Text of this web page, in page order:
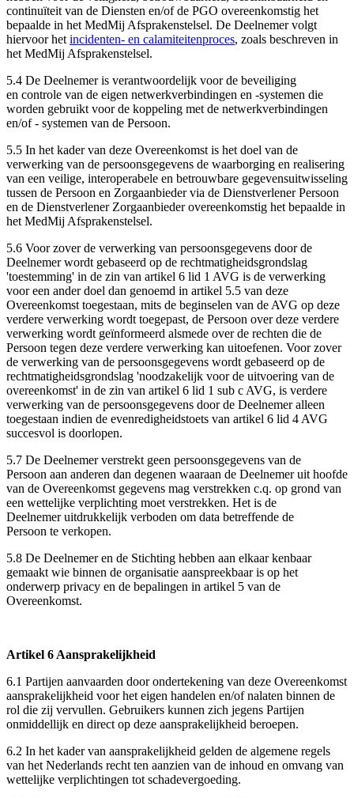
continuïteit van de Diensten en/of de PGO overeenkomstig het
bepaalde in het MedMij Afsprakenstelsel. De Deelnemer volgt
hiervoor het incidenten- en calamiteitenproces, zoals beschreven in
het MedMij Afsprakenstelsel.
5.4 De Deelnemer is verantwoordelijk voor de beveiliging
en controle van de eigen netwerkverbindingen en -systemen die
worden gebruikt voor de koppeling met de netwerkverbindingen
en/of - systemen van de Persoon.
5.5 In het kader van deze Overeenkomst is het doel van de
verwerking van de persoonsgegevens de waarborging en realisering
van een veilige, interoperabele en betrouwbare gegevensuitwisseling
tussen de Persoon en Zorgaanbieder via de Dienstverlener Persoon
en de Dienstverlener Zorgaanbieder overeenkomstig het bepaalde in
het MedMij Afsprakenstelsel.
5.6 Voor zover de verwerking van persoonsgegevens door de
Deelnemer wordt gebaseerd op de rechtmatigheidsgrondslag
'toestemming' in de zin van artikel 6 lid 1 AVG is de verwerking
voor een ander doel dan genoemd in artikel 5.5 van deze
Overeenkomst toegestaan, mits de beginselen van de AVG op deze
verdere verwerking wordt toegepast, de Persoon over deze verdere
verwerking wordt geïnformeerd alsmede over de rechten die de
Persoon tegen deze verdere verwerking kan uitoefenen. Voor zover
de verwerking van de persoonsgegevens wordt gebaseerd op de
rechtmatigheidsgrondslag 'noodzakelijk voor de uitvoering van de
overeenkomst' in de zin van artikel 6 lid 1 sub c AVG, is verdere
verwerking van de persoonsgegevens door de Deelnemer alleen
toegestaan indien de evenredigheidstoets van artikel 6 lid 4 AVG
succesvol is doorlopen.
5.7 De Deelnemer verstrekt geen persoonsgegevens van de
Persoon aan anderen dan degenen waaraan de Deelnemer uit hoofde
van de Overeenkomst gegevens mag verstrekken c.q. op grond van
een wettelijke verplichting moet verstrekken. Het is de
Deelnemer uitdrukkelijk verboden om data betreffende de
Persoon te verkopen.
5.8 De Deelnemer en de Stichting hebben aan elkaar kenbaar
gemaakt wie binnen de organisatie aanspreekbaar is op het
onderwerp privacy en de bepalingen in artikel 5 van de
Overeenkomst.
Artikel 6 Aansprakelijkheid
6.1 Partijen aanvaarden door ondertekening van deze Overeenkomst
aansprakelijkheid voor het eigen handelen en/of nalaten binnen de
rol die zij vervullen. Gebruikers kunnen zich jegens Partijen
onmiddellijk en direct op deze aansprakelijkheid beroepen.
6.2 In het kader van aansprakelijkheid gelden de algemene regels
van het Nederlands recht ten aanzien van de inhoud en omvang van
wettelijke verplichtingen tot schadevergoeding.